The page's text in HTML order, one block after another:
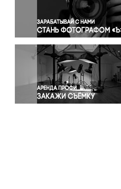
Правосудие
Происшествия и
Религия
Светская жизнь
Спорт
Экология
Экономика и бизнес